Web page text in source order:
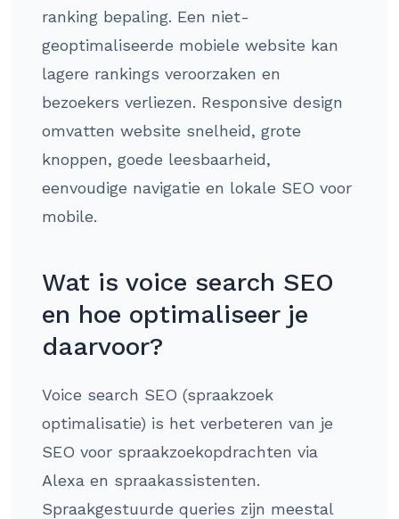
ranking bepaling. Een niet-
geoptimaliseerde mobiele website kan
lagere rankings veroorzaken en
bezoekers verliezen. Responsive design
omvatten website snelheid, grote
knoppen, goede leesbaarheid,
eenvoudige navigatie en lokale SEO voor
mobile.
Wat is voice search SEO
en hoe optimaliseer je
daarvoor?
Voice search SEO (spraakzoek
optimalisatie) is het verbeteren van je
SEO voor spraakzoekopdrachten via
Alexa en spraakassistenten.
Spraakgestuurde queries zijn meestal